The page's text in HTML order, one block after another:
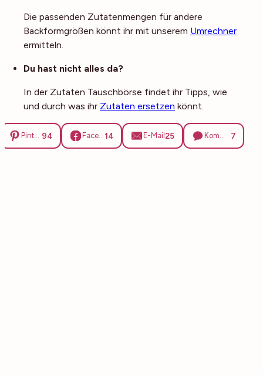
Die passenden Zutatenmengen für andere
Backformgrößen könnt ihr mit unserem Umrechner
ermitteln.
Du hast nicht alles da?
In der Zutaten Tauschbörse findet ihr Tipps, wie
und durch was ihr Zutaten ersetzen könnt.
Pinterest 94 Facebook14 E-Mail 25 Kommentare 7